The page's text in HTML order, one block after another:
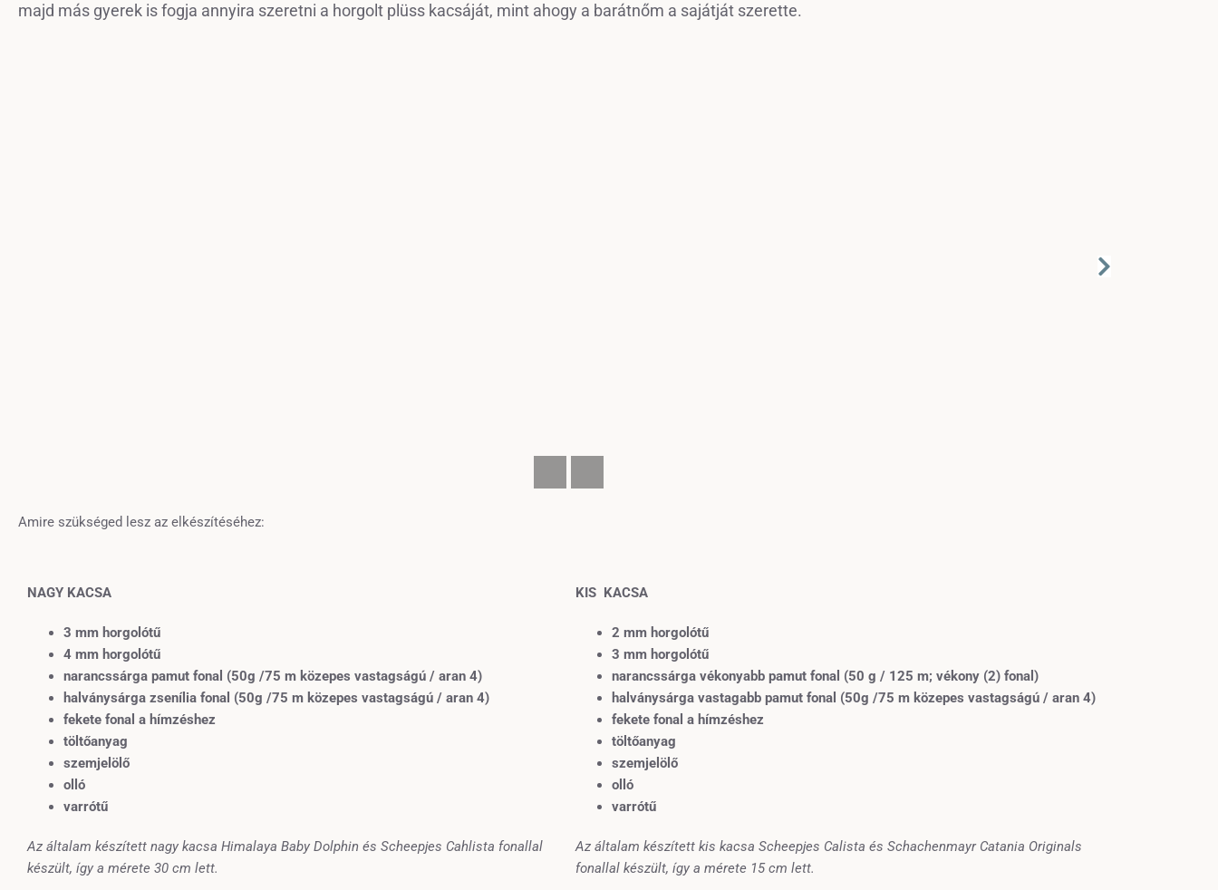
majd más gyerek is fogja annyira szeretni a horgolt plüss kacsáját, mint ahogy a barátnőm a sajátját szerette.
Amire szükséged lesz az elkészítéséhez:
NAGY KACSA
3 mm horgolótű
4 mm horgolótű
narancssárga pamut fonal (50g /75 m közepes vastagságú / aran 4)
halványsárga zsenília fonal (50g /75 m közepes vastagságú / aran 4)
fekete fonal a hímzéshez
töltőanyag
szemjelölő
olló
varrótű
Az általam készített nagy kacsa Himalaya Baby Dolphin és Scheepjes Cahlista fonallal
készült, így a mérete 30 cm lett.
KIS KACSA
2 mm horgolótű
3 mm horgolótű
narancssárga vékonyabb pamut fonal (50 g / 125 m; vékony (2) fonal)
halványsárga vastagabb pamut fonal (50g /75 m közepes vastagságú / aran 4)
fekete fonal a hímzéshez
töltőanyag
szemjelölő
olló
varrótű
Az általam készített kis kacsa Scheepjes Calista és Schachenmayr Catania Originals
fonallal készült, így a mérete 15 cm lett.